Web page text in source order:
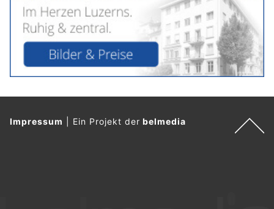
Impressum Ein Projekt derbelmedia